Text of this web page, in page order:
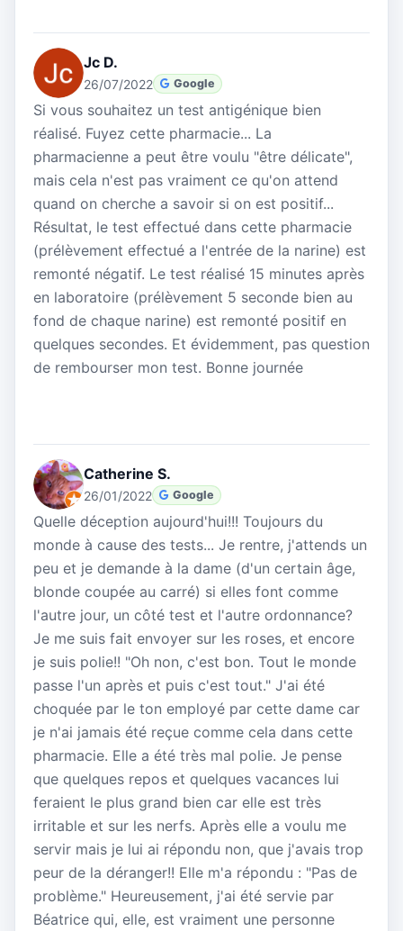
Jc D.
26/07/2022 Google
Si vous souhaitez un test antigénique bien
réalisé. Fuyez cette pharmacie... La
pharmacienne a peut être voulu "être délicate",
mais cela n'est pas vraiment ce qu'on attend
quand on cherche a savoir si on est positif...
Résultat, le test effectué dans cette pharmacie
(prélèvement effectué a l'entrée de la narine) est
remonté négatif. Le test réalisé 15 minutes après
en laboratoire (prélèvement 5 seconde bien au
fond de chaque narine) est remonté positif en
quelques secondes. Et évidemment, pas question
de rembourser mon test. Bonne journée
Catherine S.
26/01/2022 Google
Quelle déception aujourd'hui!!! Toujours du
monde à cause des tests... Je rentre, j'attends un
peu et je demande à la dame (d'un certain âge,
blonde coupée au carré) si elles font comme
l'autre jour, un côté test et l'autre ordonnance?
Je me suis fait envoyer sur les roses, et encore
je suis polie!! "Oh non, c'est bon. Tout le monde
passe l'un après et puis c'est tout." J'ai été
choquée par le ton employé par cette dame car
je n'ai jamais été reçue comme cela dans cette
pharmacie. Elle a été très mal polie. Je pense
que quelques repos et quelques vacances lui
feraient le plus grand bien car elle est très
irritable et sur les nerfs. Après elle a voulu me
servir mais je lui ai répondu non, que j'avais trop
peur de la déranger!! Elle m'a répondu : "Pas de
problème." Heureusement, j'ai été servie par
Béatrice qui, elle, est vraiment une personne